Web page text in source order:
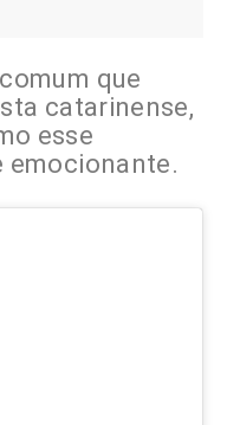
que
catarinense,
esse
emocionante.